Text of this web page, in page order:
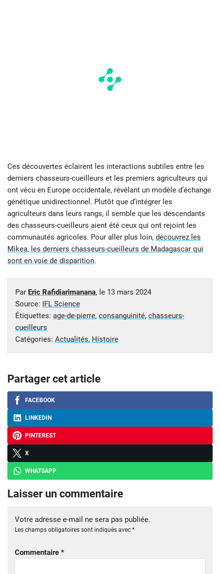
Ces découvertes éclairent les interactions subtiles entre les
derniers chasseurs-cueilleurs et les premiers agriculteurs qui
ont vécu en Europe occidentale, révélant un modèle d’échange
génétique unidirectionnel. Plutôt que d’intégrer les
agriculteurs dans leurs rangs, il semble que les descendants
des chasseurs-cueilleurs aient été ceux qui ont rejoint les
communautés agricoles. Pour aller plus loin, découvrez les
Mikea, les derniers chasseurs-cueilleurs de Madagascar qui
sont en voie de disparition.
Par Eric Rafidiarimanana, le 13 mars 2024
Source:
IFL Science
Étiquettes: age-de-pierre, consanguinité, chasseurs-
cueilleurs
Catégories: Actualités, Histoire
Partager cet article
FACEBOOK
LINKEDIN
PINTEREST
X
WHATSAPP
Laisser un commentaire
Votre adresse e-mail ne sera pas publiée.
Les champs obligatoires sont indiqués avec *
Commentaire *